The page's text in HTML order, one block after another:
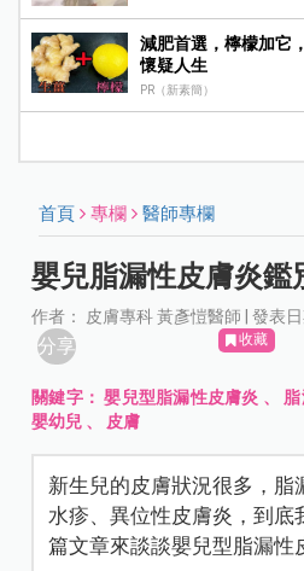
減肥首選，檸檬加它
懷疑人生
PR（新素簡）
首頁 專欄 醫師專欄
嬰兒脂漏性皮膚炎鑑
作者： ⽪膚專科 黃彥愷醫師 | 發表
分享 收藏
關鍵字：嬰兒型脂漏性皮膚炎 、
嬰幼兒 、 皮膚
新生兒的皮膚狀況很多，脂
水疹、異位性皮膚炎，到底
篇文章來談談嬰兒型脂漏性